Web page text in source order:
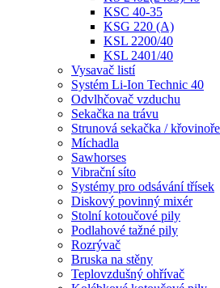
KSG 220 (A)
KSL 2200/40
KSL 2401/40
Vysavač listí
Systém Li-Ion Technic 40
Odvlhčovač vzduchu
Sekačka na trávu
Strunová sekačka / křovinořez
Míchadla
Sawhorses
Vibrační síto
Systémy pro odsávání třísek
Diskový povinný mixér
Stolní kotoučové pily
Podlahové tažné pily
Rozrývač
Bruska na stěny
Teplovzdušný ohřívač
Kolébkové kotoučové pily
Produkty